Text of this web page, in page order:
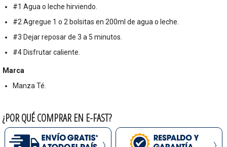
#1 Agua o leche hirviendo.
#2 Agregue 1 o 2 bolsitas en 200ml de agua o leche.
#3 Dejar reposar de 3 a 5 minutos.
#4 Disfrutar caliente.
Marca
Manza Té.
¿POR QUÉ COMPRAR EN E-FAST?